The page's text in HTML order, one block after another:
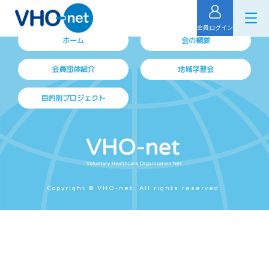
会員ログイン
ホーム 会の概要
会員団体紹介 地域学習会
目的別プロジェクト
Copyright © VHO-net. All rights reserved.